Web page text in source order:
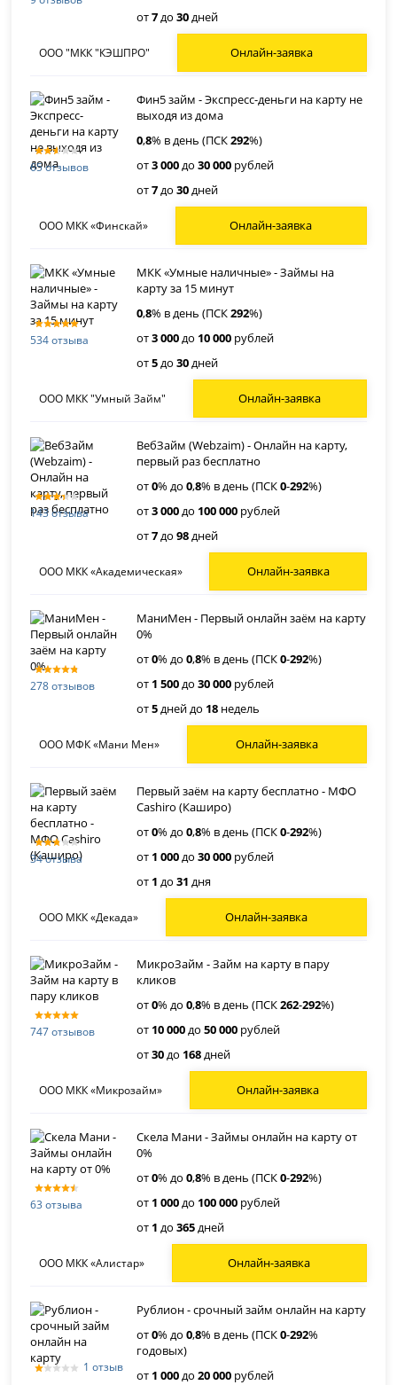
от7до30дней
ООО "МКК "КЭШПРО" Онлайн-заявка
65 отзывов
Фин5 займ - Экспресс-деньги на карту не
выходя из дома
0,8% в день (ПСК292%)
от3 000до30 000 рублей
от7до30дней
ООО МКК «Финскай» Онлайн-заявка
534 отзыва
МКК «Умные наличные» - Займы на
карту за 15 минут
0,8% в день (ПСК292%)
от3 000до 10 000 рублей
от5до30дней
ООО МКК "Умный Займ" Онлайн-заявка
143 отзыва
ВебЗайм (Webzaim) - Онлайн на карту,
первый раз бесплатно
от0% до0,8% в день (ПСК0-292%)
от3 000до 100 000 рублей
от7до98дней
ООО МКК «Академическая» Онлайн-заявка
278 отзывов
МаниМен - Первый онлайн заём на карту
0%
от0% до0,8% в день (ПСК0-292%)
от 1 500до30 000 рублей
от5дней до 18 недель
ООО МФК «Мани Мен» Онлайн-заявка
34 отзыва
Первый заём на карту бесплатно - МФО
Cashiro (Каширо)
от0% до0,8% в день (ПСК0-292%)
от 1 000до30 000 рублей
от 1 до31 дня
ООО МКК «Декада» Онлайн-заявка
747 отзывов
МикроЗайм - Займ на карту в пару
кликов
от0% до0,8% в день (ПСК262-292%)
от 10 000до50 000 рублей
от30до 168дней
ООО МКК «Микрозайм» Онлайн-заявка
63 отзыва
Скела Мани - Займы онлайн на карту от
0%
от0% до0,8% в день (ПСК0-292%)
от 1 000до 100 000 рублей
от 1 до365дней
ООО МКК «Алистар» Онлайн-заявка
1 отзыв
Рублион - срочный займ онлайн на карту
от0% до0,8% в день (ПСК0-292%
годовых)
от 1 000до20 000 рублей